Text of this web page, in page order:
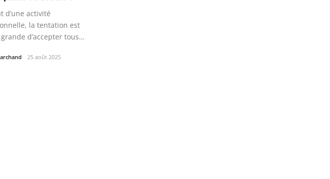
d’une activité
la tentation est
d’accepter tous
25 août 2025